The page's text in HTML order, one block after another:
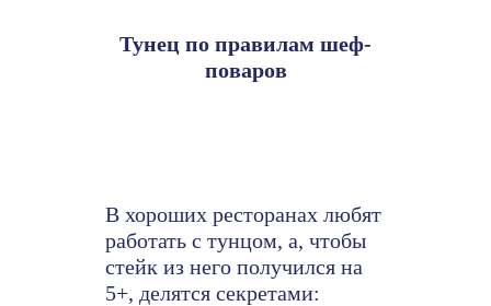
Тунец по правилам шеф-
поваров
В хороших ресторанах любят
работать с тунцом, а, чтобы
стейк из него получился на
5+, делятся секретами: